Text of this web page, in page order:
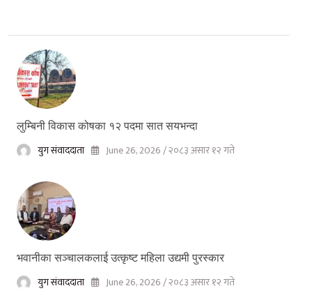
लुम्बिनी विकास कोषका १२ पदमा सात सयभन्दा
युग संवाददाता June 26, 2026 / २०८३ असार १२ गते
भवानीका सञ्चालकलाई उत्कृष्ट महिला उद्यमी पुरस्कार
युग संवाददाता June 26, 2026 / २०८३ असार १२ गते